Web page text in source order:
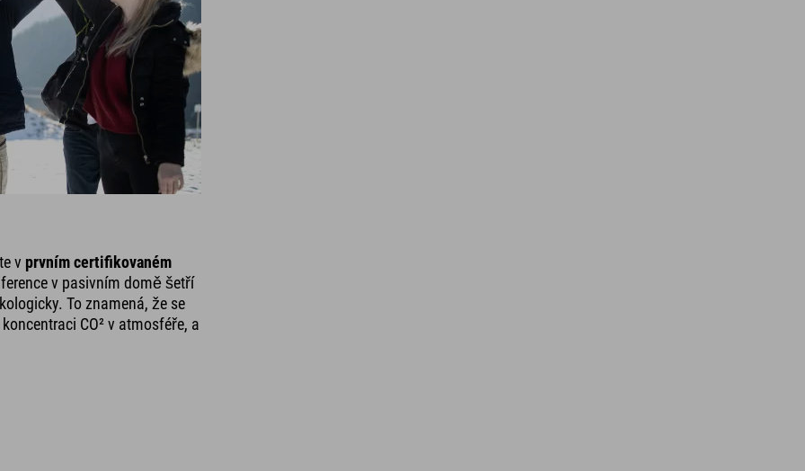
v prvním certifikovaném
v pasivním domě šetří
To znamená, že se
CO² v atmosféře, a